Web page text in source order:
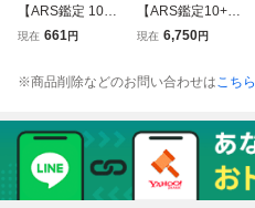
【ARS鑑定 10】
モンキー・D・ル
パラレル ワンピー
定書 PSA ARS10
鑑定品 新たなる皇
現在 661円
【ARS鑑定10+】
孫悟空: 少年期 ア
ーパードラゴンボ
SA 鑑定品 ドラマ
ティックアートカ
ード
現在 6,750円
※商品削除などのお問い合わせはこちら